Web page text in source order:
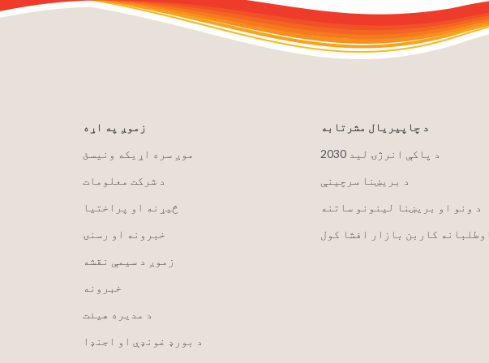
زموږ په اړه
موږ سره اړیکه ونیسئ
د شرکت معلومات
څیړنه او پراختیا
خبرونه او رسنۍ
زموږ د سیمې نقشه
خبرونه
د مدیره هیئت
د بورډ غونډې او اجنډا
د چاپیریال مشرتابه
2030 د پاکې انرژۍ لید
د بریښنا سرچینې
د ونو او بریښنا لینونو ساتنه
کاربن بازار افشا کول